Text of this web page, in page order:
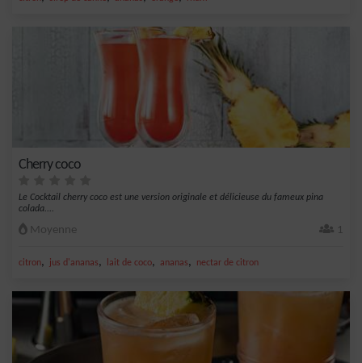
Cherry coco
Le Cocktail cherry coco est une version originale et délicieuse du fameux pina
colada....
Moyenne 1
citron, jus d'ananas, lait de coco, ananas, nectar de citron